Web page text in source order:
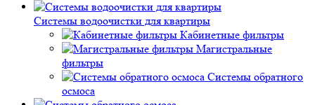
Системы водоочистки для квартиры
Кабинетные фильтры
Магистральные
фильтры
Системы обратного
осмоса